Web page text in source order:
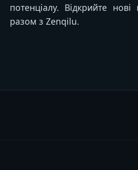
потенціалу. Відкрийте нові
разом з Zenqilu.